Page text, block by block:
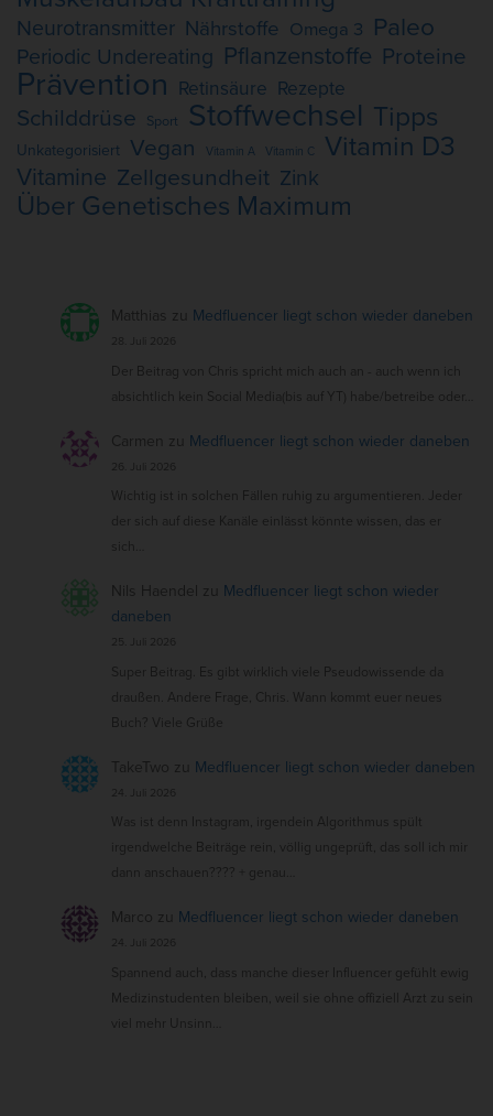
Neurotransmitter Nährstoffe Omega 3 Paleo
Periodic Undereating Pflanzenstoffe Proteine
Prävention Retinsäure Rezepte
Schilddrüse Sport Stoffwechsel Tipps
Unkategorisiert Vegan Vitamin A Vitamin C Vitamin D3
Vitamine Zellgesundheit Zink
Über Genetisches Maximum
Matthias zu Medfluencer liegt schon wieder daneben
28. Juli 2026
Der Beitrag von Chris spricht mich auch an - auch wenn ich
absichtlich kein Social Media(bis auf YT) habe/betreibe oder…
Carmen zu Medfluencer liegt schon wieder daneben
26. Juli 2026
Wichtig ist in solchen Fällen ruhig zu argumentieren. Jeder
der sich auf diese Kanäle einlässt könnte wissen, das er
Nils Haendel zu Medfluencer liegt schon wieder
daneben
25. Juli 2026
Super Beitrag. Es gibt wirklich viele Pseudowissende da
draußen. Andere Frage, Chris. Wann kommt euer neues
Buch? Viele Grüße
TakeTwo zu Medfluencer liegt schon wieder daneben
24. Juli 2026
Was ist denn Instagram, irgendein Algorithmus spült
irgendwelche Beiträge rein, völlig ungeprüft, das soll ich mir
dann anschauen???? + genau…
Marco zu Medfluencer liegt schon wieder daneben
24. Juli 2026
Spannend auch, dass manche dieser Influencer gefühlt ewig
Medizinstudenten bleiben, weil sie ohne offiziell Arzt zu sein
viel mehr Unsinn…